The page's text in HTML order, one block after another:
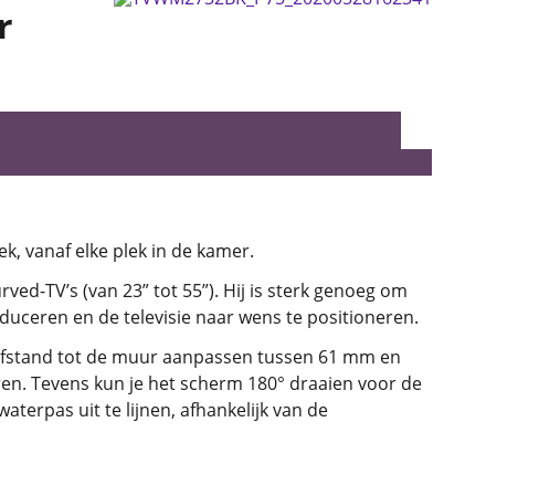
vanaf elke plek in de kamer.
TV’s (van 23” tot 55”). Hij is sterk genoeg om
en de televisie naar wens te positioneren.
tot de muur aanpassen tussen 61 mm en
Tevens kun je het scherm 180° draaien voor de
uit te lijnen, afhankelijk van de